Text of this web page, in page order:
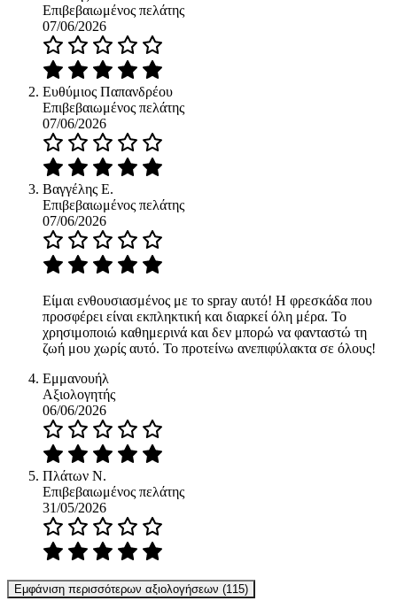
Επιβεβαιωμένος πελάτης
07/06/2026
Ευθύμιος Παπανδρέου
Επιβεβαιωμένος πελάτης
07/06/2026
Βαγγέλης Ε.
Επιβεβαιωμένος πελάτης
07/06/2026
Είμαι ενθουσιασμένος με το spray αυτό! Η φρεσκάδα που
προσφέρει είναι εκπληκτική και διαρκεί όλη μέρα. Το
χρησιμοποιώ καθημερινά και δεν μπορώ να φανταστώ τη
ζωή μου χωρίς αυτό. Το προτείνω ανεπιφύλακτα σε όλους!
Εμμανουήλ
Αξιολογητής
06/06/2026
Πλάτων Ν.
Επιβεβαιωμένος πελάτης
31/05/2026
Εμφάνιση περισσότερων αξιολογήσεων (115)